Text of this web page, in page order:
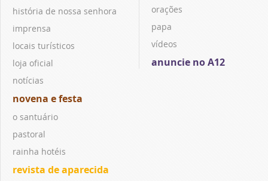
história de nossa senhora
imprensa
locais turísticos
loja oficial
notícias
novena e festa
o santuário
pastoral
rainha hotéis
revista de aparecida
orações
papa
vídeos
anuncie no A12